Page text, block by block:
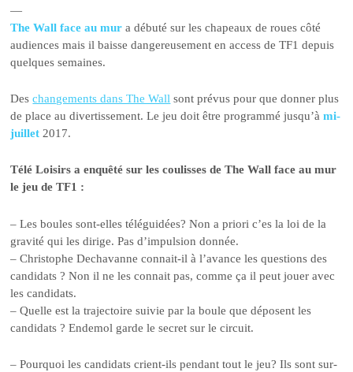
—
The Wall face au mur a débuté sur les chapeaux de roues côté
audiences mais il baisse dangereusement en access de TF1 depuis
quelques semaines.
Deschangements dans The Wall sont prévus pour que donner plus
de place au divertissement. Le jeu doit être programmé jusqu’àmi-
juillet 2017.
Télé Loisirs a enquêté sur les coulisses de The Wall face au mur
le jeu de TF1 :
– Les boules sont-elles téléguidées? Non a priori c’es la loi de la
gravité qui les dirige. Pas d’impulsion donnée.
– Christophe Dechavanne connait-il à l’avance les questions des
candidats ? Non il ne les connait pas, comme ça il peut jouer avec
les candidats.
– Quelle est la trajectoire suivie par la boule que déposent les
candidats ? Endemol garde le secret sur le circuit.
– Pourquoi les candidats crient-ils pendant tout le jeu? Ils sont sur-